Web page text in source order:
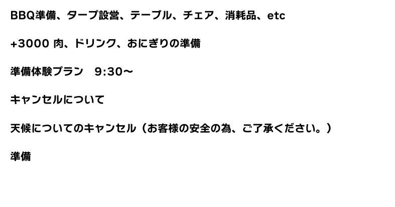
BBQ準備、タープ設営、テーブル、チェア、消耗品、etc
+3000 肉、ドリンク、おにぎりの準備
準備体験プラン 9:30〜
キャンセルについて
天候についてのキャンセル（お客様の安全の為、ご了承ください。）
準備